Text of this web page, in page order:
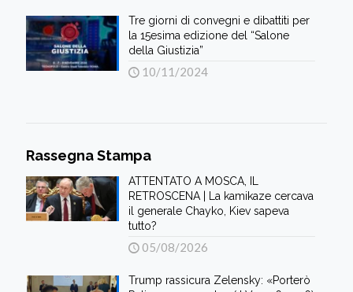
Tre giorni di convegni e dibattiti per
la 15esima edizione del “Salone
della Giustizia”
10/11/2024
Rassegna Stampa
ATTENTATO A MOSCA, IL
RETROSCENA | La kamikaze cercava
il generale Chayko, Kiev sapeva
tutto?
05/08/2026
Trump rassicura Zelensky: «Porterò